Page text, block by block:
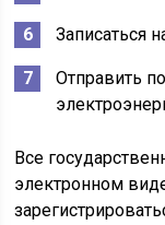
Записаться
Отправить
Все
электронном